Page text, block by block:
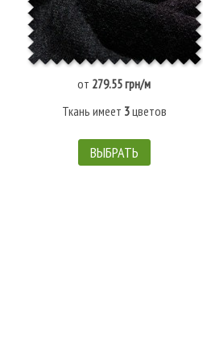
от 279.55 грн/м
Ткань имеет 3цветов
ВЫБРАТЬ